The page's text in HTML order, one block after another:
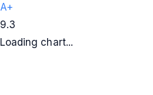
A+
9.3
Loading chart...